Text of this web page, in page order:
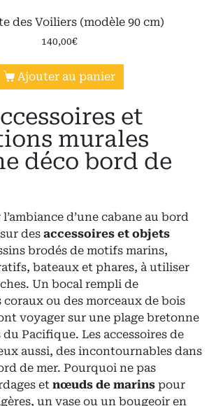
des Voiliers (modèle 90 cm)
140,00€
Ajouter au panier
et
murales
déco bord de
d’une cabane au bord
des accessoires et objets
brodés de motifs marins,
bateaux et phares, à utiliser
Un bocal rempli de
ou des morceaux de bois
voyager sur une plage bretonne
du Pacifique. Les accessoires de
aussi, des incontournables dans
de mer. Pourquoi ne pas
et nœuds de marins pour
un vase ou un bougeoir en